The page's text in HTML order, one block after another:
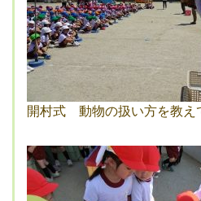
開村式 動物の扱い方を教え